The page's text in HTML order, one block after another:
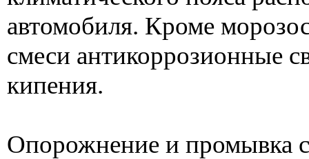
автомобиля. Кроме
смеси антикоррозионные
кипения.
Опорожнение и промывка